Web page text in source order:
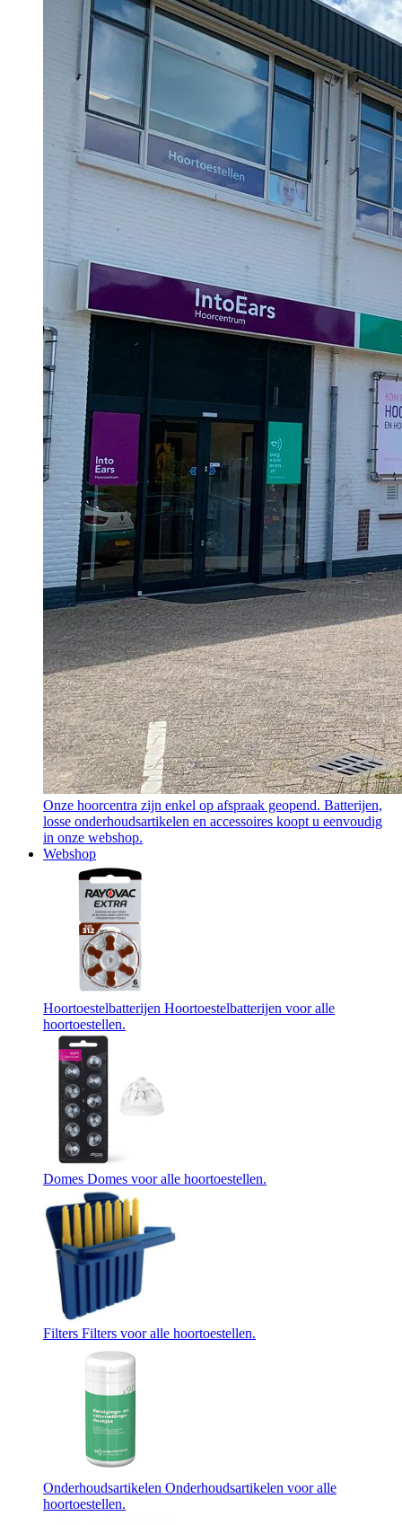
Onze hoorcentra zijn enkel op afspraak geopend. Batterijen,
losse onderhoudsartikelen en accessoires koopt u eenvoudig
in onze webshop.
Webshop
Hoortoestelbatterijen Hoortoestelbatterijen voor alle
hoortoestellen.
Domes Domes voor alle hoortoestellen.
Filters Filters voor alle hoortoestellen.
Onderhoudsartikelen Onderhoudsartikelen voor alle
hoortoestellen.